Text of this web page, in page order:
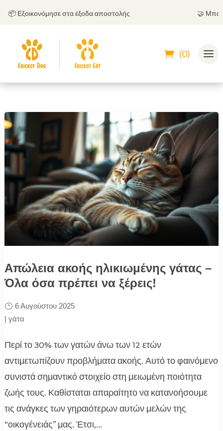
Εξοικονόμησε στα έξοδα αποστολής
(0)
Απώλεια ακοής ηλικιωμένης γάτας –
Όλα όσα πρέπει να ξέρεις!
6 Αυγούστου 2025
| γάτα
Περί το 30% των γατών άνω των 12 ετών
αντιμετωπίζουν προβλήματα ακοής. Αυτό το φαινόμενο
συνιστά σημαντικό στοιχείο στη μειωμένη ποιότητα
ζωής τους. Καθίσταται απαραίτητο να κατανοήσουμε
τις ανάγκες των γηραιότερων αυτών μελών της
“οικογένειάς” μας. Έτσι,...